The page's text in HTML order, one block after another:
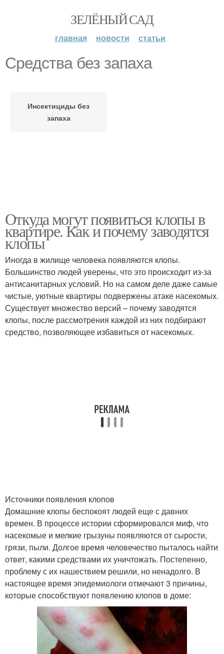
ЗЕЛЁНЫЙ САД
главная новости статьи
Средства без запаха
Инсектициды без
запаха
Откуда могут появиться клопы в
квартире. Как и почему заводятся
клопы
Иногда в жилище человека появляются клопы.
Большинство людей уверены, что это происходит из-за
антисанитарных условий. Но на самом деле даже самые
чистые, уютные квартиры подвержены атаке насекомых.
Существует множество версий – почему заводятся
клопы, после рассмотрения каждой из них подбирают
средство, позволяющее избавиться от насекомых.
Источники появления клопов
Домашние клопы беспокоят людей еще с давних
времен. В процессе истории сформировался миф, что
насекомые и мелкие грызуны появляются от сырости,
грязи, пыли. Долгое время человечество пыталось найти
ответ, какими средствами их уничтожать. Постепенно,
проблему с их нашествием решили, но ненадолго. В
настоящее время эпидемиологи отмечают 3 причины,
которые способствуют появлению клопов в доме: